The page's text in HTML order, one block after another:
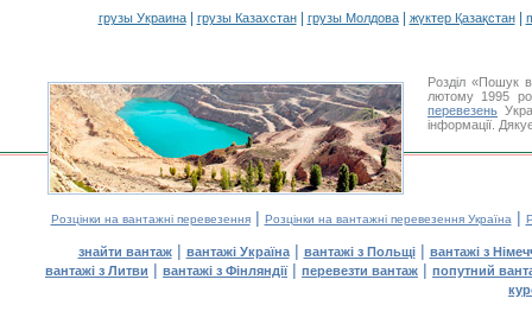
грузы Украина| грузы Казахстан| грузы Молдова| жүктер Қазақстан|
Розділ «Пошук
лютому 1995
перевезень
інформації.
Розцінки на вантажні перевезення| Розцінки на вантажні перевезення Україна |
знайти вантаж| вантажі Україна| вантажі з Польщі| вантажі з
вантажі з Литви | вантажі з Фінляндії| перевезти вантаж | попутний